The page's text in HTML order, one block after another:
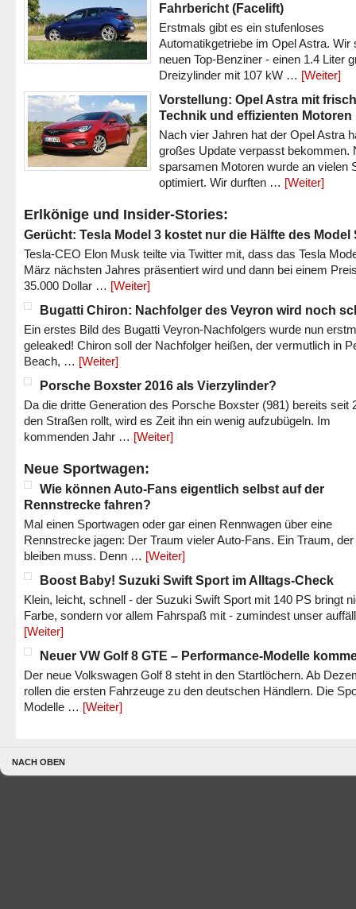
Fahrbericht (Facelift)
Erstmals gibt es ein stufenloses
Automatikgetriebe im Opel Astra. Wir
neuen Top-Benziner - einen 1.4 Liter
Dreizylinder mit 107 kW … [Weiter]
Vorstellung: Opel Astra mit
Technik und effizienten Motoren
Nach vier Jahren hat der Opel Astra
großes Update verpasst bekommen.
sparsamen Motoren wurde an vielen
optimiert. Wir durften … [Weiter]
Erlkönige und Insider-Stories:
Gerücht: Tesla Model 3 kostet nur die Hälfte des Model
Tesla-CEO Elon Musk teilte via Twitter mit, dass das Tesla
März nächsten Jahres präsentiert wird und dann bei einem
35.000 Dollar … [Weiter]
Bugatti Chiron: Nachfolger des Veyron wird noch
Ein erstes Bild des Bugatti Veyron-Nachfolgers wurde nun
geleaked! Chiron soll der Nachfolger heißen, der vermutlich in
Beach, … [Weiter]
Porsche Boxster 2016 als Vierzylinder?
Da die dritte Generation des Porsche Boxster (981) bereits seit
den Straßen rollt, wird es Zeit ihn ein wenig aufzubügeln. Im
kommenden Jahr … [Weiter]
Neue Sportwagen:
Wie können Auto-Fans eigentlich selbst auf der
Rennstrecke fahren?
Mal einen Sportwagen oder gar einen Rennwagen über eine
Rennstrecke jagen: Der Traum vieler Auto-Fans. Ein Traum,
bleiben muss. Denn … [Weiter]
Boost Baby! Suzuki Swift Sport im Alltags-Check
Klein, leicht, schnell - der Suzuki Swift Sport mit 140 PS bringt
Farbe, sondern vor allem Fahrspaß mit - zumindest unser
[Weiter]
Neuer VW Golf 8 GTE – Performance-Modelle
Der neue Volkswagen Golf 8 steht in den Startlöchern. Ab
rollen die ersten Fahrzeuge zu den deutschen Händlern. Die
Modelle … [Weiter]
NACH OBEN